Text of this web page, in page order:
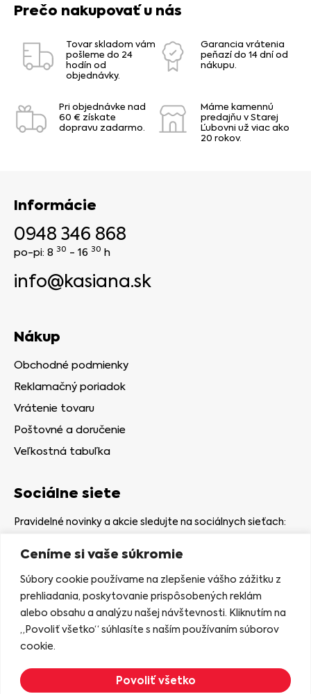
Ceníme si vaše súkromie
Súbory cookie používame na zlepšenie vášho zážitku z
prehliadania, poskytovanie prispôsobených reklám
alebo obsahu a analýzu našej návštevnosti. Kliknutím na
„Povoliť všetko“ súhlasíte s naším používaním súborov
cookie.
Povoliť všetko
Prečo nakupovať u nás
Tovar skladom vám
pošleme do 24
hodín od
objednávky.
Garancia vrátenia
peňazí do 14 dní od
nákupu.
Pri objednávke nad
60 € získate
dopravu zadarmo.
Máme kamennú
predajňu v Starej
Ľubovni už viac ako
20 rokov.
Informácie
0948 346 868
po-pi: 8 30 - 16 30 h
info@kasiana.sk
Nákup
Obchodné podmienky
Reklamačný poriadok
Vrátenie tovaru
Poštovné a doručenie
Veľkostná tabuľka
Sociálne siete
Pravidelné novinky a akcie sledujte na sociálnych sieťach:
Kamenná predajňa
Nám. gen. Štefaníka 7
06401 Stará Ľubovňa